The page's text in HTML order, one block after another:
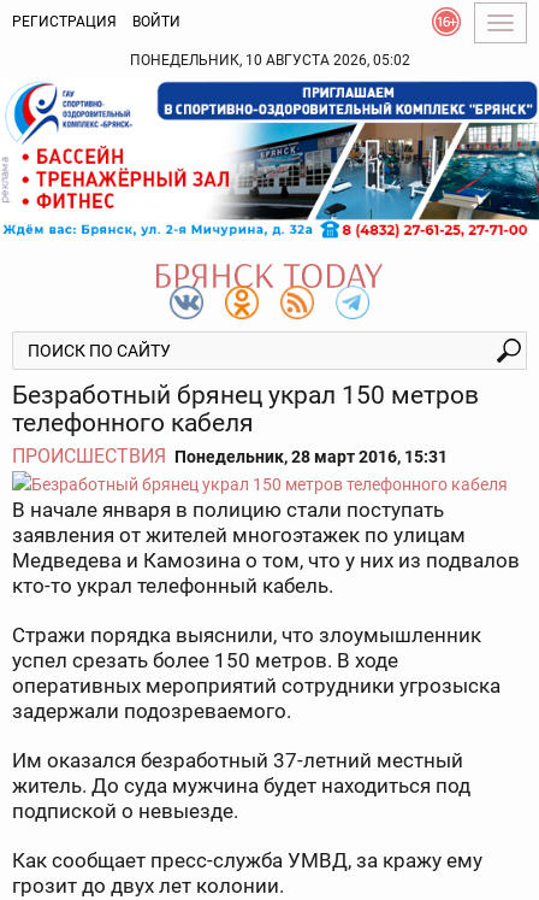
РЕГИСТРАЦИЯ ВОЙТИ
ПОНЕДЕЛЬНИК, 10 АВГУСТА 2026, 05:02
Безработный брянец украл 150 метров
телефонного кабеля
ПРОИСШЕСТВИЯ Понедельник, 28 март 2016, 15:31
В начале января в полицию стали поступать
заявления от жителей многоэтажек по улицам
Медведева и Камозина о том, что у них из подвалов
кто-то украл телефонный кабель.
Стражи порядка выяснили, что злоумышленник
успел срезать более 150 метров. В ходе
оперативных мероприятий сотрудники угрозыска
задержали подозреваемого.
Им оказался безработный 37-летний местный
житель. До суда мужчина будет находиться под
подпиской о невыезде.
Как сообщает пресс-служба УМВД, за кражу ему
грозит до двух лет колонии.